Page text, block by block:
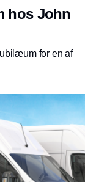
hos John
for en af